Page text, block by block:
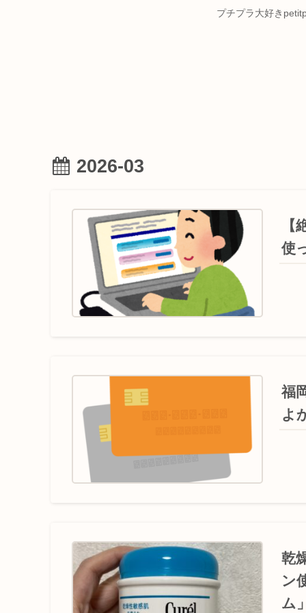
プチプラ大好き
2026-03
使
福
よ
乾
ン
ム